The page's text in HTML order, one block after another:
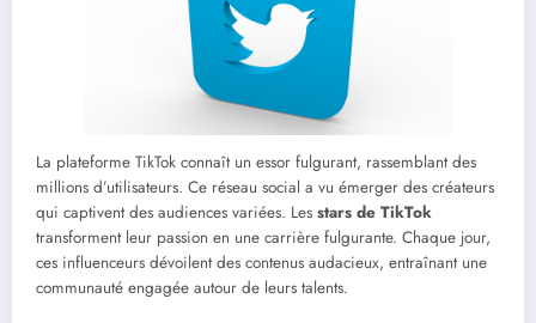
La plateforme TikTok connaît un essor fulgurant, rassemblant des
millions d’utilisateurs. Ce réseau social a vu émerger des créateurs
qui captivent des audiences variées. Les stars de TikTok
transforment leur passion en une carrière fulgurante. Chaque jour,
ces influenceurs dévoilent des contenus audacieux, entraînant une
communauté engagée autour de leurs talents.